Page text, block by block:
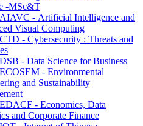
-MSc&T
- Artificial Intelligence and
Visual Computing
- Cybersecurity : Threats and
- Data Science for Business
- Environmental
and Sustainability
- Economics, Data
and Corporate Finance